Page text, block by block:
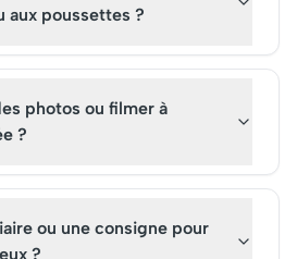
aux poussettes ?
photos ou filmer à
?
ou une consigne pour
?